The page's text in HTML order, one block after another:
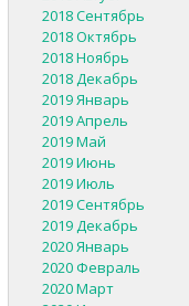
2018 Сентябрь
2018 Октябрь
2018 Ноябрь
2018 Декабрь
2019 Январь
2019 Апрель
2019 Май
2019 Июнь
2019 Июль
2019 Сентябрь
2019 Декабрь
2020 Январь
2020 Февраль
2020 Март